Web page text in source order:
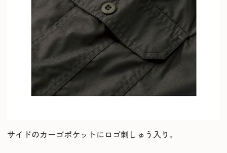
サイドのカーゴポケットにロゴ刺しゅう入り。